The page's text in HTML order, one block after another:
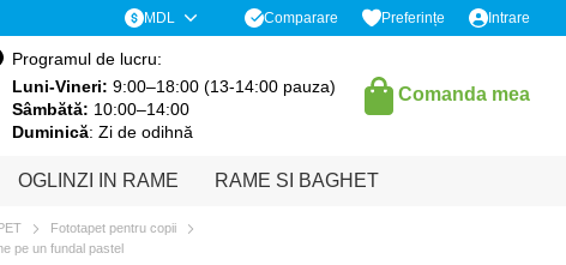
MDL Comparare Preferințe Intrare
Programul de lucru:
Luni-Vineri: 9:00–18:00 (13-14:00 pauza)
Sâmbătă: 10:00–14:00
Duminică: Zi de odihnă
Comanda mea
OGLINZI IN RAME RAME SI BAGHET
Fototapet pentru copii
pe un fundal pastel